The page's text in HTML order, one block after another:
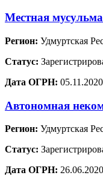
Местная
Регион: Удмуртская
Статус:
Дата ОГРН: 05.11.2020
Автономная
Регион: Удмуртская
Статус:
Дата ОГРН: 26.06.2020